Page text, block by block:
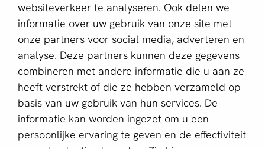
websiteverkeer te analyseren. Ook delen we
informatie over uw gebruik van onze site met
onze partners voor social media, adverteren en
analyse. Deze partners kunnen deze gegevens
combineren met andere informatie die u aan ze
heeft verstrekt of die ze hebben verzameld op
basis van uw gebruik van hun services. De
informatie kan worden ingezet om u een
persoonlijke ervaring te geven en de effectiviteit
Schrijf je in voor de nieuwsbrief
E-mailadres *
Deze website wordt beschermd door reCAPTCHA en het
Privacybeleid en deServicevoorwaarden van Google zijn
van toepassing.